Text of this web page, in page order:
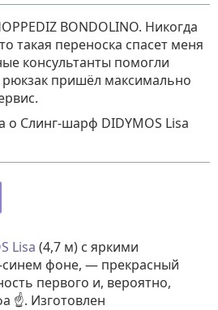
BONDOLINO. Никогда
такая переноска спасет меня
консультанты помогли
пришёл максимально
о Слинг-шарф DIDYMOS Lisa
Lisa (4,7 м) с яркими
фоне, — прекрасный
первого и, вероятно,
☝️. Изготовлен